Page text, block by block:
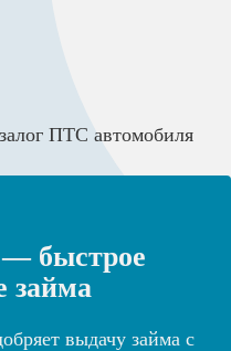
быстрое
займа
выдачу займа с